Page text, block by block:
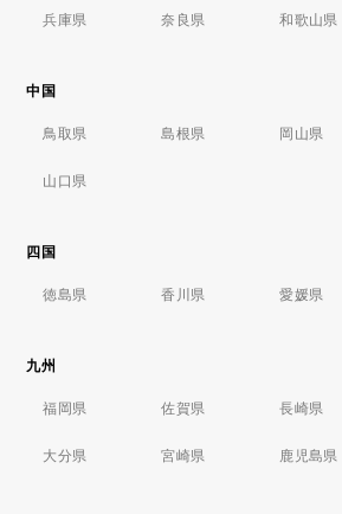
兵庫県 奈良県 和歌山県
中国
鳥取県 島根県 岡山県
山口県
四国
徳島県 香川県 愛媛県
九州
福岡県 佐賀県 長崎県
大分県 宮崎県 鹿児島県